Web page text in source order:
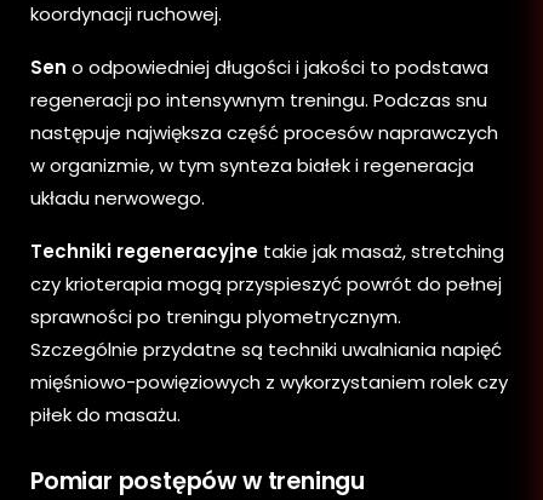
koordynacji ruchowej.
Sen o odpowiedniej długości i jakości to podstawa
regeneracji po intensywnym treningu. Podczas snu
następuje największa część procesów naprawczych
w organizmie, w tym synteza białek i regeneracja
układu nerwowego.
Techniki regeneracyjne takie jak masaż, stretching
czy krioterapia mogą przyspieszyć powrót do pełnej
sprawności po treningu plyometrycznym.
Szczególnie przydatne są techniki uwalniania napięć
mięśniowo-powięziowych z wykorzystaniem rolek czy
piłek do masażu.
Pomiar postępów w treningu